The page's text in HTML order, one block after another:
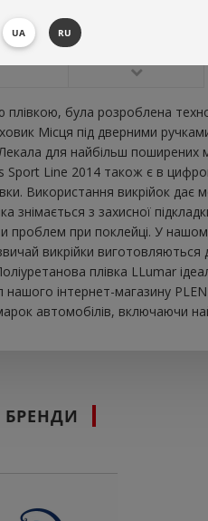
була розроблена
Місця під дверними
для найбільш поширених
Sport Line 2014 також є в
Використання викрійок дає
з захисної
при поклейці. У
викрійки
плівка LLumar
інтернет-магазину
автомобілів, включаючи
БРЕНДИ
UA RU